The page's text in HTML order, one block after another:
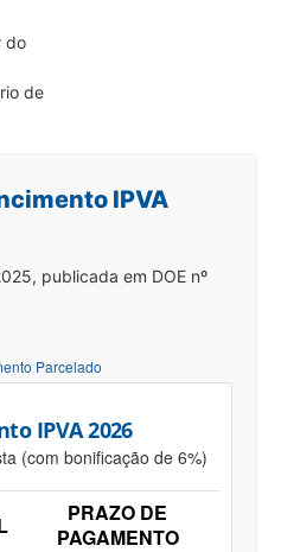
do
de
IPVA
publicada em DOE nº
Parcelado
IPVA 2026
(com bonificação de 6%)
PRAZO DE
PAGAMENTO